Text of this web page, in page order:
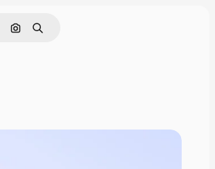
画像で検索
検索